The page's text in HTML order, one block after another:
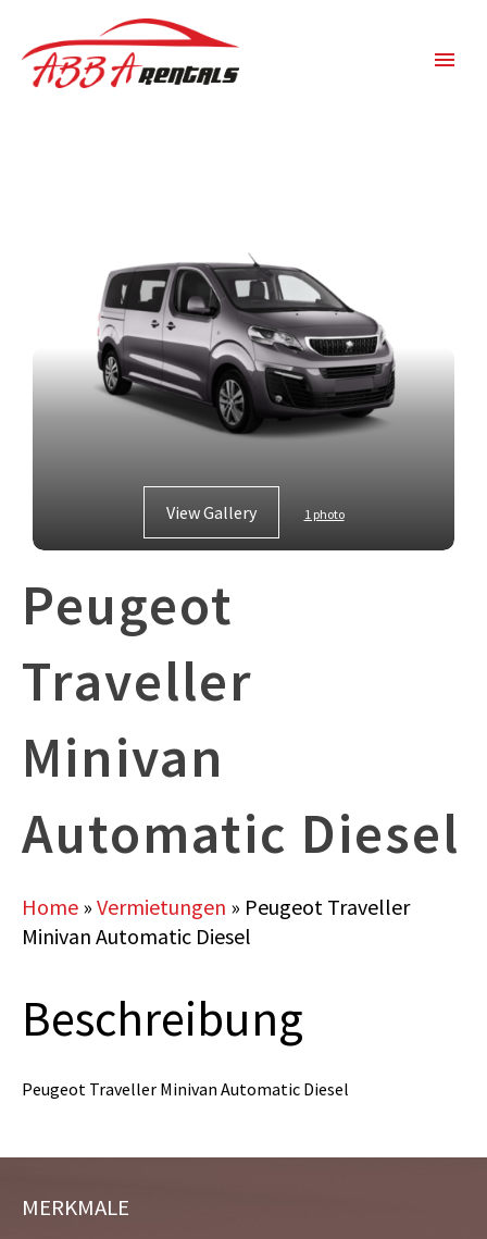
View Gallery 1 photo
Peugeot
Traveller
Minivan
Automatic Diesel
Home » Vermietungen » Peugeot Traveller
Minivan Automatic Diesel
Beschreibung
Peugeot Traveller Minivan Automatic Diesel
MERKMALE